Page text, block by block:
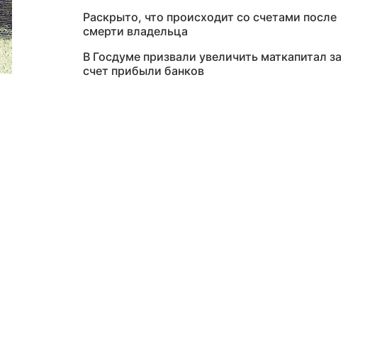
Раскрыто, что происходит со счетами после
смерти владельца
В Госдуме призвали увеличить маткапитал за
счет прибыли банков